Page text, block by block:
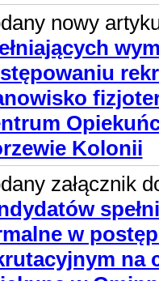
nowy
Kolonii
załącznik
w
na